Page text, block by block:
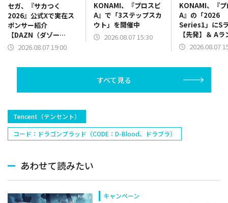
セガ、『サカつく
2026』公式Xで実在ス
ポンサー紹介
【DAZN（ダゾー
ン）】篇をポスト
2026.08.07 19:00
KONAMI、『プロスピ
A』で「3ステップスカ
ウト」を開催中
2026.08.07 15:30
KONAMI、『
A』の「2026
Series1」にS
【先発】＆ Aラ
【野手】新登
塁手)、持丸泰
捕手)など
2026.08.07
すべて見る
Tencent（テンセント）
コード：ドラゴンブラッド（CODE：D-Blood、ドラブラ）
あわせて読みたい
キャンペーン